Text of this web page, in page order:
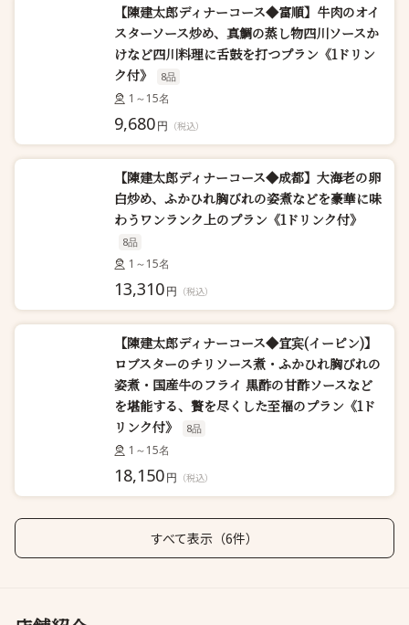
【陳建太郎ディナーコース◆富順】牛肉のオイ
スターソース炒め、真鯛の蒸し物四川ソースか
けなど四川料理に舌鼓を打つプラン《1ドリン
ク付》
8品
1～15名
9,680円 （税込）
【陳建太郎ディナーコース◆成都】大海老の卵
白炒め、ふかひれ胸びれの姿煮などを豪華に味
わうワンランク上のプラン《1ドリンク付》
8品
1～15名
13,310円 （税込）
【陳建太郎ディナーコース◆宜宾(イーピン)】
ロブスターのチリソース煮・ふかひれ胸びれの
姿煮・国産牛のフライ 黒酢の甘酢ソースなど
を堪能する、贅を尽くした至福のプラン《1ド
リンク付》
8品
1～15名
18,150円 （税込）
すべて表示（6件）